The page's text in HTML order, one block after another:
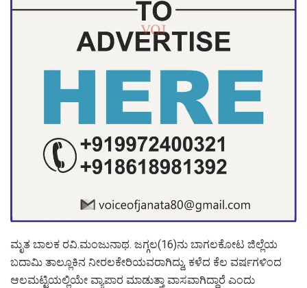
ಮೃತ ಬಾಲಕ ರವಿ.ಮಂಜುನಾಥ. ಜಗ್ಗಲ(16)ನು ಬಾಗಲಕೋಟ ಜಿಲ್ಲೆಯ
ಬದಾಮಿ ತಾಲ್ಲೂಕಿನ ನೀರಲಕೇರಿಯವರಾಗಿದ್ದು, ಕಳೆದ ಕೆಲ ವರ್ಷಗಳಿಂದ
ಆಲಮಟ್ಟಿಯಲ್ಲಿಯೇ ವ್ಯಾಪಾರ ಮಾಡುತ್ತಾ ವಾಸವಾಗಿದ್ದಾರೆ ಎಂದು